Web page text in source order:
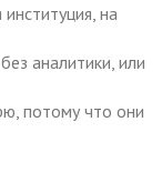
на
аналитики, или
потому что они